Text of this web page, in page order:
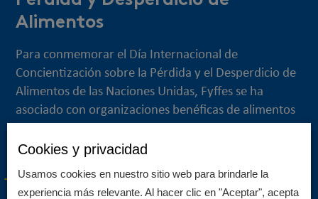
Alimentos
Para conmemorar el Día Internacional de
Concientización sobre la Pérdida y el Desperdicio de
Alimentos de las Naciones Unidas, Fyffes se ha
asociado con organizaciones benéficas de alimentos
LEER MÁS
Cookies y privacidad
Usamos cookies en nuestro sitio web para brindarle la
experiencia más relevante. Al hacer clic en "Aceptar", acepta